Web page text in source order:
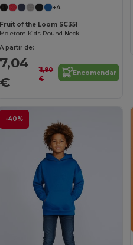
+4
Fruit of the Loom SC351
Moletom Kids Round Neck
A partir de:
7,04
€
11,80
€
Encomendar
-40%